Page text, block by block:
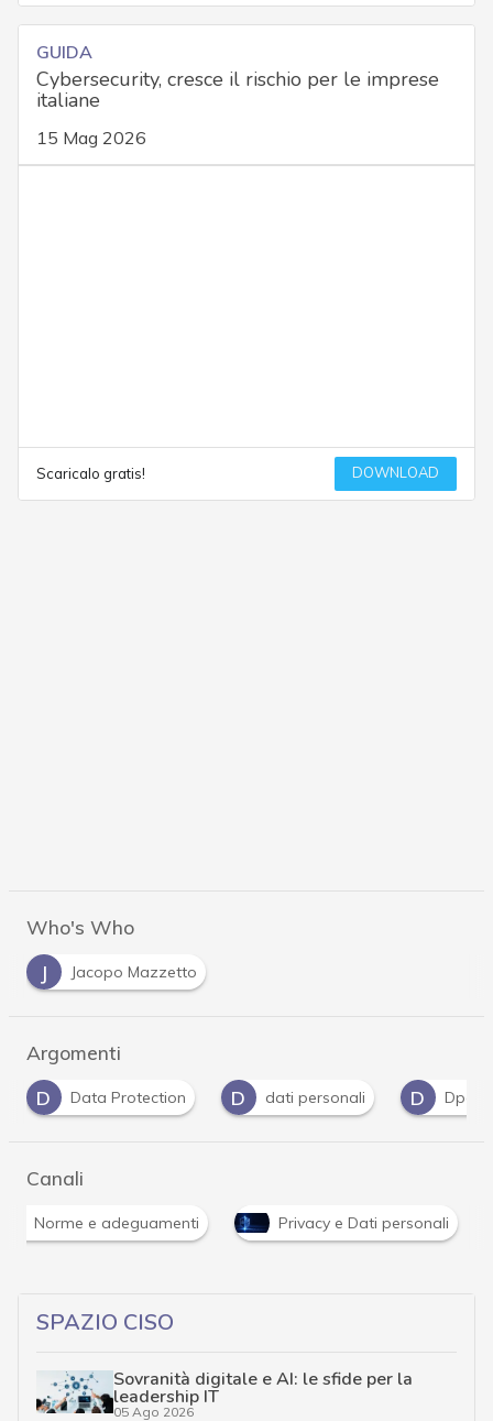
GUIDA
Cybersecurity, cresce il rischio per le imprese
italiane
15 Mag 2026
Scaricalo gratis! DOWNLOAD
Who's Who
J
Jacopo Mazzetto
Argomenti
D
dati personali D Dpo G Gdpr G
Canali
Norme e adeguamenti Privacy e Dati personali
SPAZIO CISO
Sovranità digitale e AI: le sfide per la
leadership IT
05 Ago 2026